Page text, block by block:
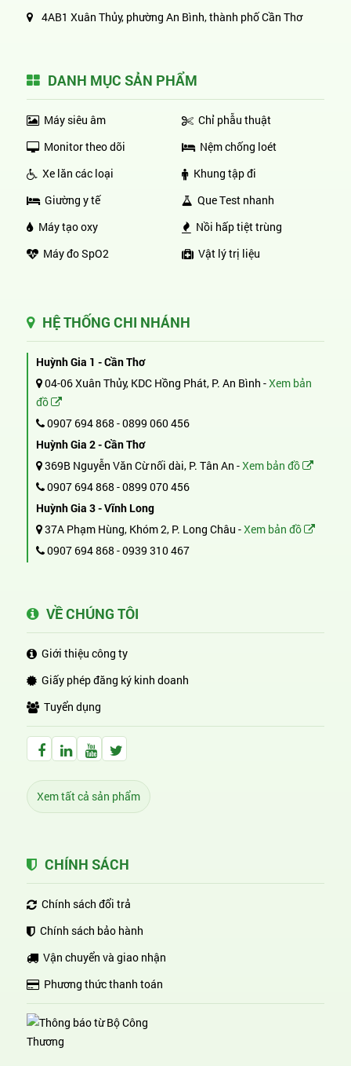
4AB1 Xuân Thủy, phường An Bình, thành phố Cần Thơ
DANH MỤC SẢN PHẨM
Máy siêu âm
Monitor theo dõi
Xe lăn các loại
Giường y tế
Máy tạo oxy
Máy đo SpO2
Chỉ phẫu thuật
Nệm chống loét
Khung tập đi
Que Test nhanh
Nồi hấp tiệt trùng
Vật lý trị liệu
HỆ THỐNG CHI NHÁNH
Huỳnh Gia 1 - Cần Thơ
04-06 Xuân Thủy, KDC Hồng Phát, P. An Bình -Xem bản
đồ
0907 694 868 -0899 060 456
Huỳnh Gia 2 - Cần Thơ
369B Nguyễn Văn Cừ nối dài, P. Tân An -Xem bản đồ
0907 694 868 -0899 070 456
Huỳnh Gia 3 - Vĩnh Long
37A Phạm Hùng, Khóm 2, P. Long Châu -Xem bản đồ
0907 694 868 -0939 310 467
VỀ CHÚNG TÔI
Giới thiệu công ty
Giấy phép đăng ký kinh doanh
Tuyển dụng
Facebook Huỳnh Gia Alpha
LinkedIn Huỳnh Gia Alpha
YouTube Huỳnh Gia Alpha
Twitter Huỳnh Gia Alpha
Xem tất cả sản phẩm
CHÍNH SÁCH
Chính sách đổi trả
Chính sách bảo hành
Vận chuyển và giao nhận
Phương thức thanh toán